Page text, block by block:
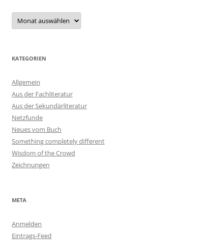
Archiv
KATEGORIEN
Allgemein
Aus der Fachliteratur
Aus der Sekundärliteratur
Netzfunde
Neues vom Buch
Something completely different
Wisdom of the Crowd
Zeichnungen
META
Anmelden
Eintrags-Feed